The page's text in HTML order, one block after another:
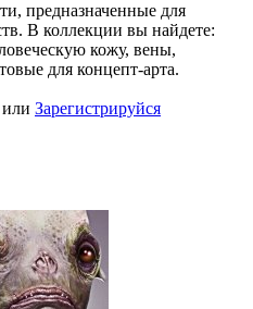
предназначенные для
В коллекции вы найдете:
кожу, вены,
для концепт-арта.
или Зарегистрируйся